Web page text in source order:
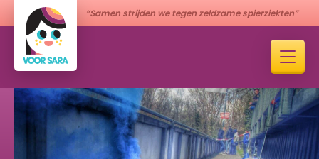
“Samen strijden we tegen zeldzame spierziekten”